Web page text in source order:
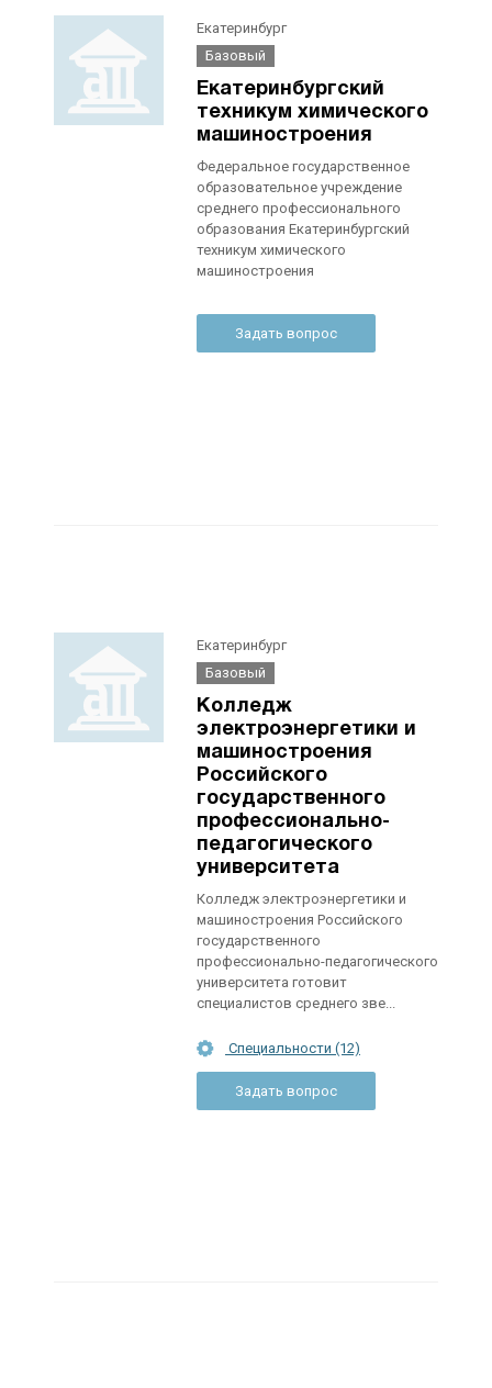
Екатеринбург
Базовый
Екатеринбургский
техникум химического
машиностроения
Федеральное государственное
образовательное учреждение
среднего профессионального
образования Екатеринбургский
техникум химического
машиностроения
Задать вопрос
Екатеринбург
Базовый
Колледж
электроэнергетики и
машиностроения
Российского
государственного
профессионально-
педагогического
университета
Колледж электроэнергетики и
машиностроения Российского
государственного
профессионально-педагогического
университета готовит
специалистов среднего зве...
Специальности (12)
Задать вопрос